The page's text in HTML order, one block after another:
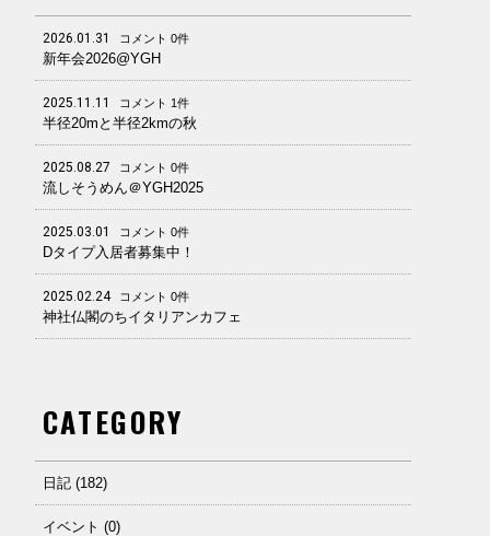
2026.01.31 コメント 0件
新年会2026@YGH
2025.11.11 コメント 1件
半径20mと半径2kmの秋
2025.08.27 コメント 0件
流しそうめん＠YGH2025
2025.03.01 コメント 0件
Dタイプ入居者募集中！
2025.02.24 コメント 0件
神社仏閣のちイタリアンカフェ
CATEGORY
日記 (182)
イベント (0)